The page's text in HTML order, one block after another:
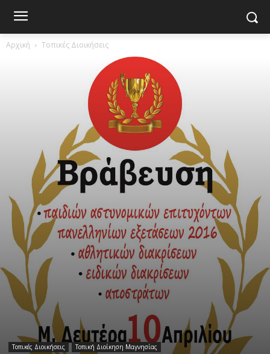
Αρχική Τοπικές Διοικήσεις
Τοπικές Διοικήσεις Τοπική Διοίκηση Μαγνησίας